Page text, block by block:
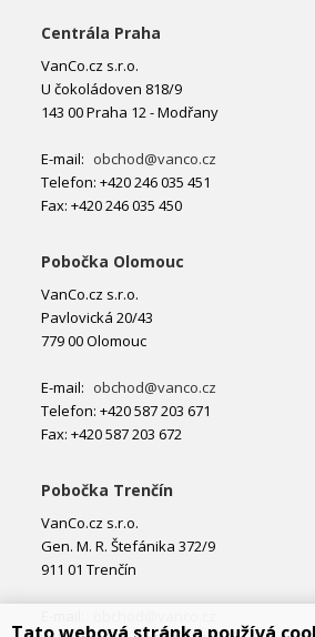
Centrála Praha
VanCo.cz s.r.o.
U čokoládoven 818/9
143 00 Praha 12 - Modřany
E-mail: obchod@vanco.cz
Telefon: +420 246 035 451
Fax: +420 246 035 450
Pobočka Olomouc
VanCo.cz s.r.o.
Pavlovická 20/43
779 00 Olomouc
E-mail: obchod@vanco.cz
Telefon: +420 587 203 671
Fax: +420 587 203 672
Pobočka Trenčín
VanCo.cz s.r.o.
Gen. M. R. Štefánika 372/9
911 01 Trenčín